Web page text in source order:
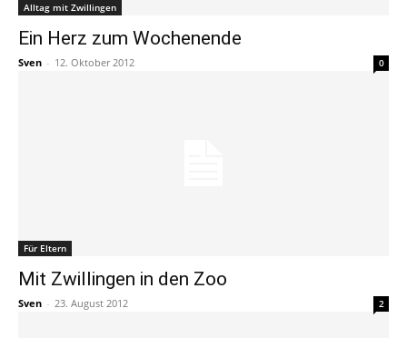
Alltag mit Zwillingen
Ein Herz zum Wochenende
Sven - 12. Oktober 2012 0
Für Eltern
Mit Zwillingen in den Zoo
Sven - 23. August 2012 2